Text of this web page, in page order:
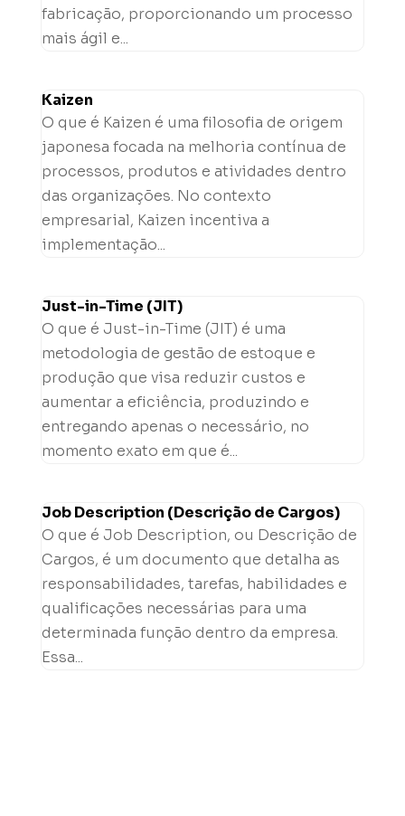
fabricação, proporcionando um processo
mais ágil e...
Kaizen
O que é Kaizen é uma filosofia de origem
japonesa focada na melhoria contínua de
processos, produtos e atividades dentro
das organizações. No contexto
empresarial, Kaizen incentiva a
implementação...
Just-in-Time (JIT)
O que é Just-in-Time (JIT) é uma
metodologia de gestão de estoque e
produção que visa reduzir custos e
aumentar a eficiência, produzindo e
entregando apenas o necessário, no
momento exato em que é...
Job Description (Descrição de Cargos)
O que é Job Description, ou Descrição de
Cargos, é um documento que detalha as
responsabilidades, tarefas, habilidades e
qualificações necessárias para uma
determinada função dentro da empresa.
Essa...